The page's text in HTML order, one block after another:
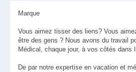
Marque
Vous aimez tisser des liens? Vous
être des gens ? Nous avons du travail
Médical, chaque jour, à vos côtés dans
De par notre expertise en vacation et